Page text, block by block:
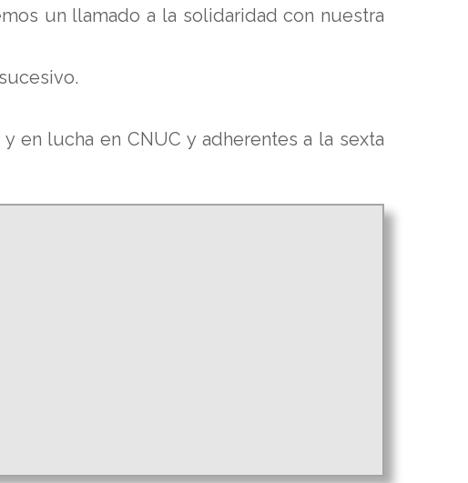
un llamado a la solidaridad con nuestra
en lucha en CNUC y adherentes a la sexta